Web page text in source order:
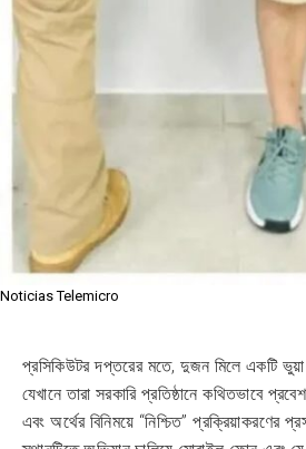
Noticias Telemicro
প্রসিকিউটর দপ্তরের মতে, দুজন মিলে একটি
যেখানে তারা সরকারি প্রতিষ্ঠানে কথিতভাবে
এবং অর্থের বিনিময়ে “নিশ্চিত” প্রক্রিয়াকরণের